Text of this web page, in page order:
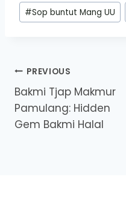
#Sop buntut Mang UU
Post
navigation
PREVIOUS
Bakmi Tjap Makmur
Pamulang: Hidden
Gem Bakmi Halal